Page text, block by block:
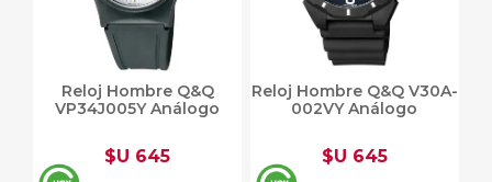
Reloj Hombre Q&Q
VP34J005Y Análogo
$U 645
Reloj Hombre Q&Q V30A-
002VY Análogo
$U 645